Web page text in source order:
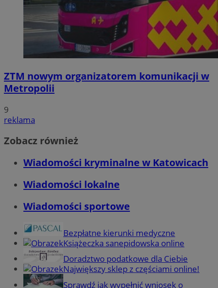
ZTM nowym organizatorem komunikacji w
Metropolii
9
reklama
Zobacz również
Wiadomości kryminalne w Katowicach
Wiadomości lokalne
Wiadomości sportowe
Bezpłatne kierunki medyczne
Książeczka sanepidowska online
Doradztwo podatkowe dla Ciebie
Największy sklep z częściami online!
Sprawdź jak wypełnić wniosek o